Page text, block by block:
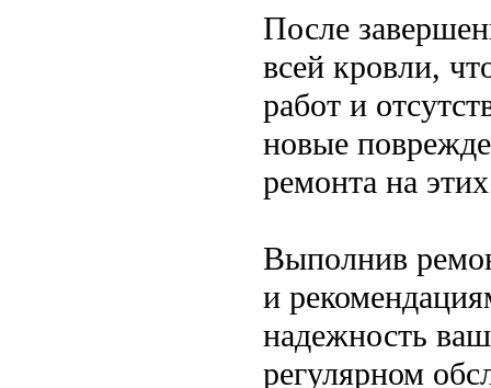
После
всей кровли,
работ и
новые
ремонта на
Выполнив
и
надежность
регулярном